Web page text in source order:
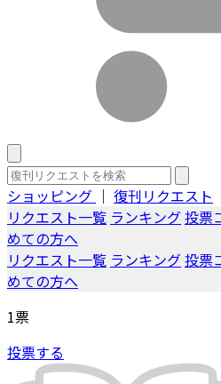
ショッピング ｜ 復刊リクエスト
リクエスト一覧 ランキング投票
めての方へ
リクエスト一覧 ランキング投票
めての方へ
1票
投票する